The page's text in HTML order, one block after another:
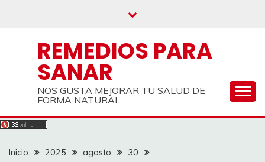
REMEDIOS PARA
SANAR
NOS GUSTA MEJORAR TU SALUD DE
FORMA NATURAL
Inicio 2025 agosto 30